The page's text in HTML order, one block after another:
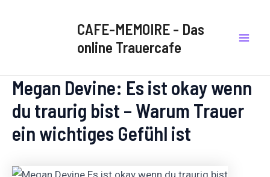
CAFE-MEMOIRE - Das
online Trauercafe
Megan Devine: Es ist okay wenn
du traurig bist – Warum Trauer
ein wichtiges Gefühl ist